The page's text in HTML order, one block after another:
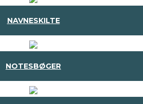
NAVNESKILTE
NOTESBØGER